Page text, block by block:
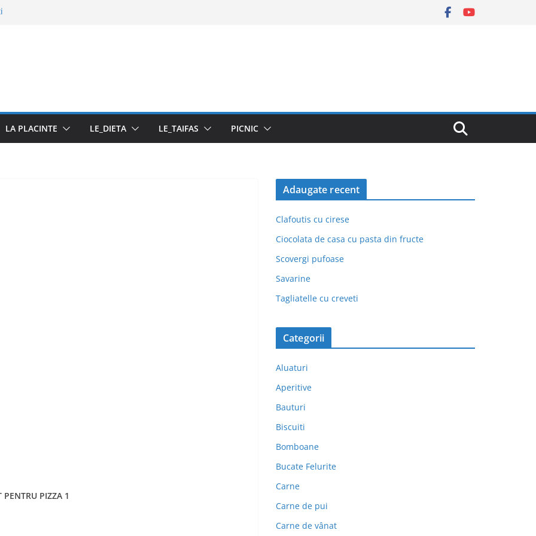
LA PLACINTE LE_DIETA LE_TAIFAS PICNIC
PENTRU PIZZA 1
Adaugate recent
Clafoutis cu cirese
Ciocolata de casa cu pasta din fructe
Scovergi pufoase
Savarine
Tagliatelle cu creveti
Categorii
Aluaturi
Aperitive
Bauturi
Biscuiti
Bomboane
Bucate Felurite
Carne
Carne de pui
Carne de vânat